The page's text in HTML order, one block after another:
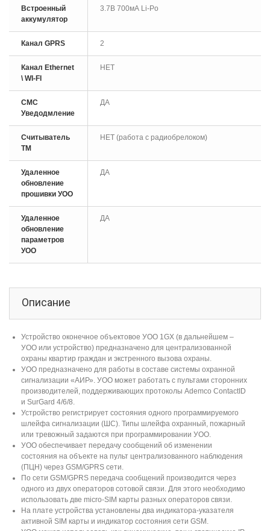
Встроенный
аккумулятор
3.7В 700мА Li-Po
Канал GPRS 2
Канал Ethernet
\ WI-FI
НЕТ
СМС
Уведодмление
ДА
Считыватель
ТМ
НЕТ (работа с радиобрелоком)
Удаленное
обновление
прошивки УОО
ДА
Удаленное
обновление
параметров
УОО
ДА
Описание
Устройство оконечное объектовое УОО 1GX (в дальнейшем –
УОО или устройство) предназначено для централизованной
охраны квартир граждан и экстренного вызова охраны.
УОО предназначено для работы в составе системы охранной
сигнализации «АИР». УОО может работать с пультами сторонних
производителей, поддерживающих протоколы Ademco ContactID
и SurGard 4/6/8.
Устройство регистрирует состояния одного программируемого
шлейфа сигнализации (ШС). Типы шлейфа охранный, пожарный
или тревожный задаются при программировании УОО.
УОО обеспечивает передачу сообщений об изменении
состояния на объекте на пульт централизованного наблюдения
(ПЦН) через GSM/GPRS сети.
По сети GSM/GPRS передача сообщений производится через
одного из двух операторов сотовой связи. Для этого необходимо
использовать две micro-SIM карты разных операторов связи.
На плате устройства установлены два индикатора-указателя
активной SIM карты и индикатор состояния сети GSM.